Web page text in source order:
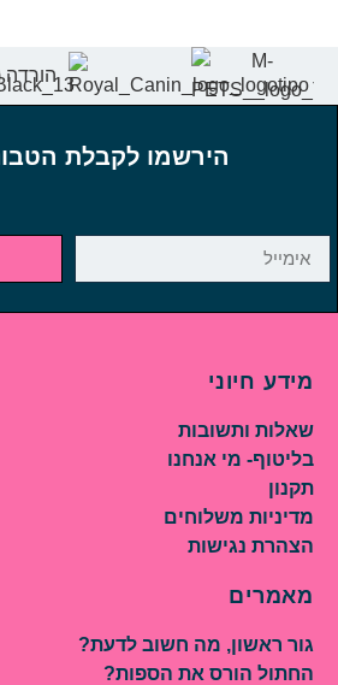
הירשמו לקבלת
מידע חיוני
שאלות ותשובות
בליטוף- מי אנחנו
תקנון
מדיניות משלוחים
הצהרת נגישות
מאמרים
גור ראשון, מה חשוב לדעת?
החתול הורס את הספות?